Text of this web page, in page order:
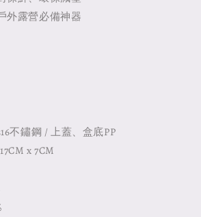
外露營必備神器
不鏽鋼 / 上蓋、盒底PP
x 7CM